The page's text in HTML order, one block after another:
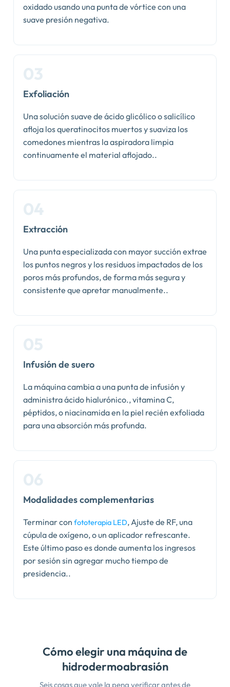
oxidado usando una punta de vórtice con una
suave presión negativa.
Exfoliación
Una solución suave de ácido glicólico o salicílico
afloja los queratinocitos muertos y suaviza los
comedones mientras la aspiradora limpia
continuamente el material aflojado..
Extracción
Una punta especializada con mayor succión extrae
los puntos negros y los residuos impactados de los
poros más profundos, de forma más segura y
consistente que apretar manualmente..
Infusión de suero
La máquina cambia a una punta de infusión y
administra ácido hialurónico., vitamina C,
péptidos, o niacinamida en la piel recién exfoliada
para una absorción más profunda.
Modalidades complementarias
Terminar con fototerapia LED, Ajuste de RF, una
cúpula de oxígeno, o un aplicador refrescante.
Este último paso es donde aumenta los ingresos
por sesión sin agregar mucho tiempo de
presidencia..
Cómo elegir una máquina de
hidrodermoabrasión
Seis cosas que vale la pena verificar antes de